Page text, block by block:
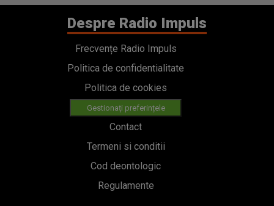
Despre Radio Impuls
Frecvențe Radio Impuls
Politica de confidentialitate
Politica de cookies
Gestionați preferințele
Contact
Termeni si conditii
Cod deontologic
Regulamente